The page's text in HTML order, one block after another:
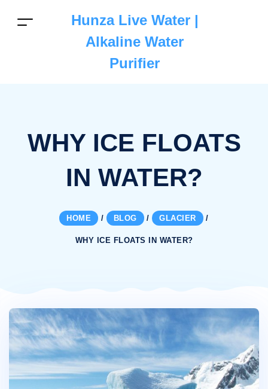
Hunza Live Water |
Alkaline Water
Purifier
WHY ICE FLOATS
IN WATER?
HOME / BLOG / GLACIER /
WHY ICE FLOATS IN WATER?